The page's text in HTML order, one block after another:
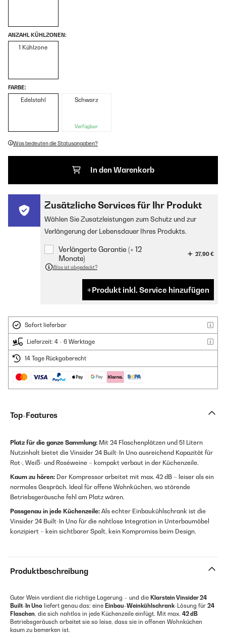
ANZAHL KÜHLZONEN:
1 Kühlzone
FARBE:
Edelstahl Schwarz
Verfügbar
Was bedeuten die Statusangaben?
In den Warenkorb
Zusätzliche Services für Ihr Produkt
Wählen Sie Zusatzleistungen zum Schutz und zur
Verlängerung der Lebensdauer Ihres Produkts.
Verlängerte Garantie (+ 12
Monate)
27,90 €
Was ist abgedeckt?
Produkt inkl. Service hinzufügen
Sofort lieferbar
Lieferzeit: 4 - 6 Werktage
14 Tage Rückgaberecht
Top-Features
Platz für die ganze Sammlung: Mit 24 Flaschenplätzen und 51 Litern
Nutzinhalt bietet die Vinsider 24 Built-In Uno ausreichend Kapazität für
Rot-, Weiß- und Roséweine – kompakt verbaut in der Küchenzeile.
Kaum zu hören: Der Kompressor arbeitet mit max. 42 dB – leiser als ein
normales Gespräch. Ideal für offene Wohnküchen, wo störende
Betriebsgeräusche fehl am Platz wären.
Passgenau in jede Küchenzeile: Als echter Einbaukühlschrank ist die
Vinsider 24 Built-In Uno für die nahtlose Integration in Unterbaumöbel
konzipiert – kein sichtbarer Spalt, kein Kompromiss beim Design.
Produktbeschreibung
Guter Wein verdient die richtige Lagerung – und die Klarstein Vinsider 24
Built-In Uno liefert genau das: eine Einbau-Weinkühlschrank-Lösung für 24
Flaschen, die sich nahtlos in jede Küchenzeile einfügt. Mit max. 42 dB
Betriebsgeräusch arbeitet sie so leise, dass sie in offenen Wohnküchen
kaum zu bemerken ist.